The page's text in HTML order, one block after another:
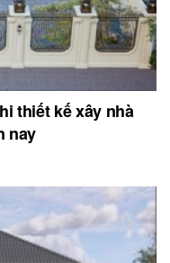
thiết kế xây nhà
nay